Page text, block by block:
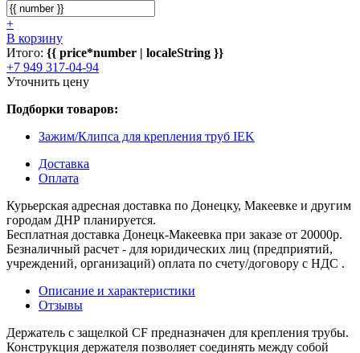
+
В корзину
Итого: {{ price*number | localeString }}
+7 949 317-04-94
Уточнить цену
Подборки товаров:
Зажим/Клипса для крепления труб IEK
Доставка
Оплата
Курьерская адресная доставка по Донецку, Макеевке и другим
городам ДНР планируется.
Бесплатная доставка Донецк-Макеевка при заказе от 20000р.
Безналичный расчет - для юридических лиц (предприятий,
учреждений, организаций) оплата по счету/договору с НДС .
Описание и характеристики
Отзывы
Держатель с защелкой CF предназначен для крепления трубы.
Конструкция держателя позволяет соединять между собой